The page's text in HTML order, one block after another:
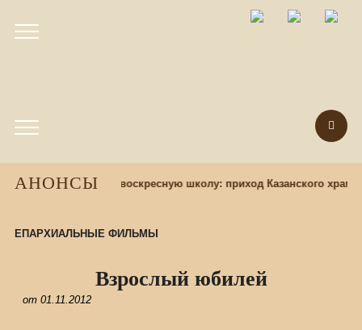
АНОНСЫ
Набор учащихся в воскресную школу: приход Казанского храма
ЕПАРХИАЛЬНЫЕ ФИЛЬМЫ
Взрослый юбилей
от 01.11.2012